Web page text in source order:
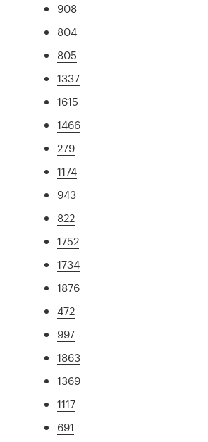
908
804
805
1337
1615
1466
279
1174
943
822
1752
1734
1876
472
997
1863
1369
1117
691